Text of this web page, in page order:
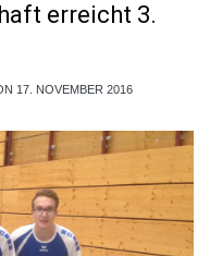
erreicht 3.
17. NOVEMBER 2016